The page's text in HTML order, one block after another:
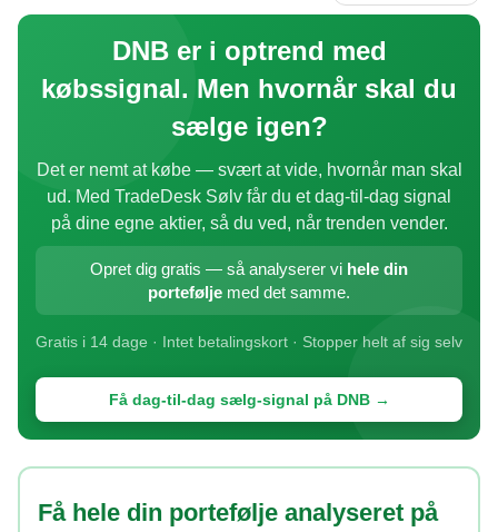
DNB er i optrend med
købssignal. Men hvornår skal du
sælge igen?
Det er nemt at købe — svært at vide, hvornår man skal
ud. Med TradeDesk Sølv får du et dag-til-dag signal
på dine egne aktier, så du ved, når trenden vender.
Opret dig gratis — så analyserer vi hele din
portefølje med det samme.
Gratis i 14 dage · Intet betalingskort · Stopper helt af sig selv
Få dag-til-dag sælg-signal på DNB →
Få hele din portefølje analyseret på